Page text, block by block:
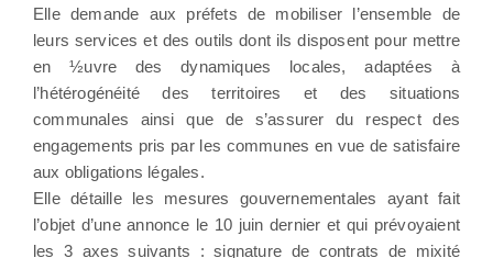
Elle demande aux préfets de mobiliser l’ensemble de
leurs services et des outils dont ils disposent pour mettre
en ½uvre des dynamiques locales, adaptées à
l’hétérogénéité des territoires et des situations
communales ainsi que de s’assurer du respect des
engagements pris par les communes en vue de satisfaire
aux obligations légales.
Elle détaille les mesures gouvernementales ayant fait
l’objet d’une annonce le 10 juin dernier et qui prévoyaient
les 3 axes suivants : signature de contrats de mixité